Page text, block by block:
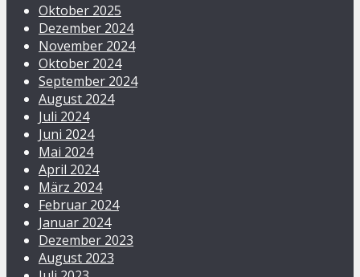
Oktober 2025
Dezember 2024
November 2024
Oktober 2024
September 2024
August 2024
Juli 2024
Juni 2024
Mai 2024
April 2024
März 2024
Februar 2024
Januar 2024
Dezember 2023
August 2023